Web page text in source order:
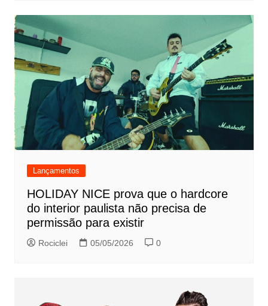
Lançamentos
HOLIDAY NICE prova que o hardcore
do interior paulista não precisa de
permissão para existir
Rociclei 05/05/2026 0